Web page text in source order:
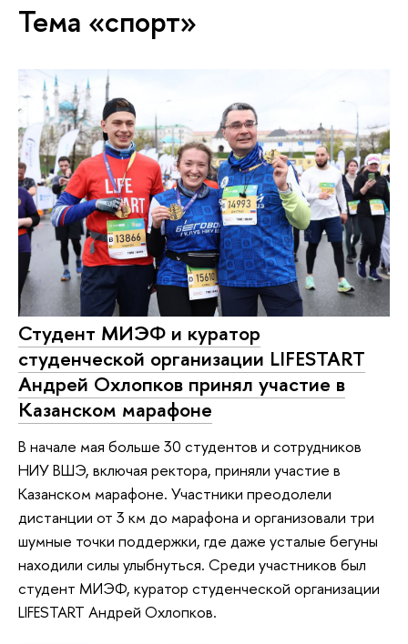
Тема «спорт»
Студент МИЭФ и куратор
студенческой организации LIFESTART
Андрей Охлопков принял участие в
Казанском марафоне
В начале мая больше 30 студентов и сотрудников
НИУ ВШЭ, включая ректора, приняли участие в
Казанском марафоне. Участники преодолели
дистанции от 3 км до марафона и организовали три
шумные точки поддержки, где даже усталые бегуны
находили силы улыбнуться. Среди участников был
студент МИЭФ, куратор студенческой организации
LIFESTART Андрей Охлопков.